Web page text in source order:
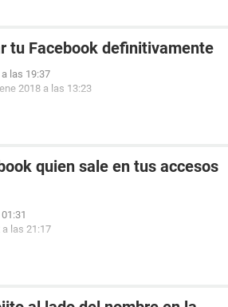
tu Facebook definitivamente
las 19:37
2018 a las 13:23
quien sale en tus accesos
a las 21:17